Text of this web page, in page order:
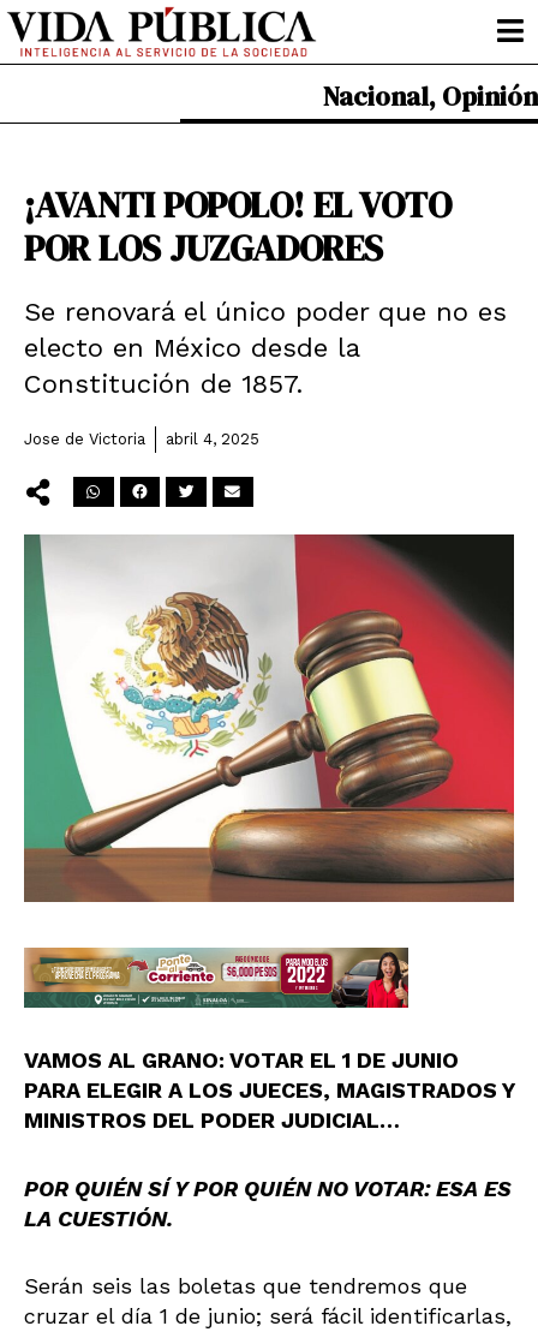
Ir
contenido
Nacional, Opinión
¡AVANTI POPOLO! EL VOTO
POR LOS JUZGADORES
Se renovará el único poder que no es
electo en México desde la
Constitución de 1857.
Jose de Victoria abril 4, 2025
VAMOS AL GRANO: VOTAR EL 1 DE JUNIO
PARA ELEGIR A LOS JUECES, MAGISTRADOS Y
MINISTROS DEL PODER JUDICIAL…
POR QUIÉN SÍ Y POR QUIÉN NO VOTAR: ESA ES
LA CUESTIÓN.
Serán seis las boletas que tendremos que
cruzar el día 1 de junio; será fácil identificarlas,